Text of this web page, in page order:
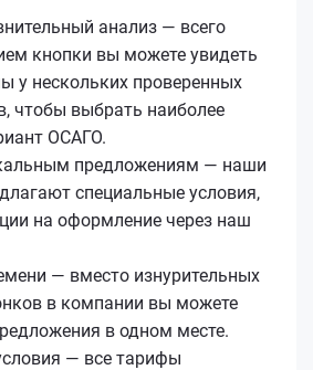
анализ — всего
кнопки вы можете увидеть
у нескольких проверенных
чтобы выбрать наиболее
ОСАГО.
предложениям — наши
специальные условия,
на оформление через наш
— вместо изнурительных
в компании вы можете
в одном месте.
— все тарифы